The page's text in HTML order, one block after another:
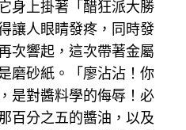
身上掛著「醋狂派大勝
讓人眼睛發疼，同時發
次響起，這次帶著金屬
磨砂紙。「廖沾沾！你
是對醬料學的侮辱！必
百分之五的醬油，以及